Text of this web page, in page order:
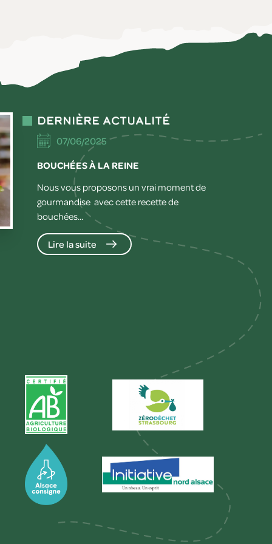
Dernière actualité
07/06/2025
BOUCHÉES À LA REINE
Nous vous proposons un vrai moment de
gourmandise avec cette recette de
bouchées...
Lire la suite